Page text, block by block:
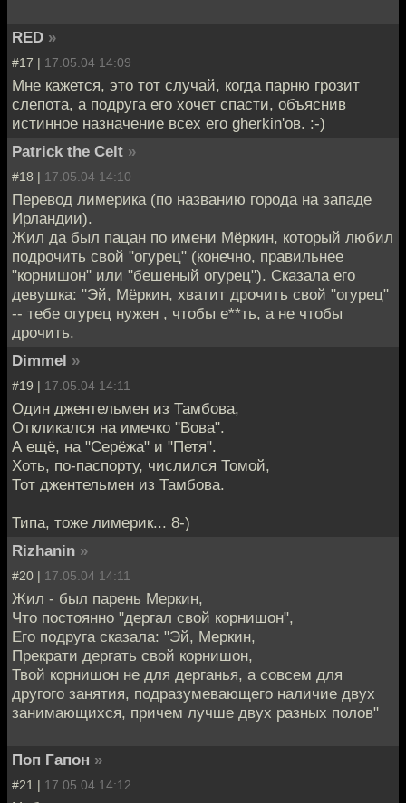
RED »
#17 | 17.05.04 14:09
Мне кажется, это тот случай, когда парню грозит
слепота, а подруга его хочет спасти, объяснив
истинное назначение всех его gherkin'ов. :-)
Patrick the Celt »
#18 | 17.05.04 14:10
Перевод лимерика (по названию города на западе
Ирландии).
Жил да был пацан по имени Мёркин, который любил
подрочить свой "огурец" (конечно, правильнее
"корнишон" или "бешеный огурец"). Сказала его
девушка: "Эй, Мёркин, хватит дрочить свой "огурец"
-- тебе огурец нужен , чтобы е**ть, а не чтобы
дрочить.
Dimmel »
#19 | 17.05.04 14:11
Один джентельмен из Тамбова,
Откликался на имечко "Вова".
А ещё, на "Серёжа" и "Петя".
Хоть, по-паспорту, числился Томой,
Тот джентельмен из Тамбова.
Типа, тоже лимерик... 8-)
Rizhanin »
#20 | 17.05.04 14:11
Жил - был парень Меркин,
Что постоянно "дергал свой корнишон",
Его подруга сказала: "Эй, Меркин,
Прекрати дергать свой корнишон,
Твой корнишон не для дерганья, а совсем для
другого занятия, подразумевающего наличие двух
занимающихся, причем лучше двух разных полов"
Поп Гапон »
#21 | 17.05.04 14:12